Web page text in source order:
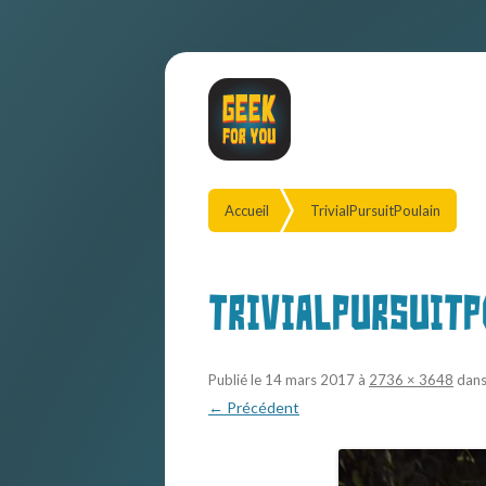
Accueil TrivialPursuitPoulain
Publié le 14 mars 2017 à 2736 × 3648 dans
← Précédent